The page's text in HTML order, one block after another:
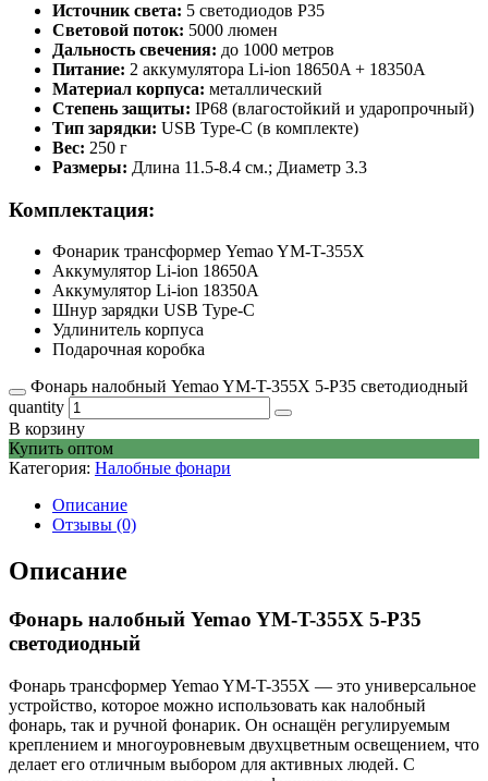
Источник света: 5 светодиодов P35
Световой поток: 5000 люмен
Дальность свечения: до 1000 метров
Питание: 2 аккумулятора Li-ion 18650A + 18350A
Материал корпуса: металлический
Степень защиты: IP68 (влагостойкий и ударопрочный)
Тип зарядки: USB Type-C (в комплекте)
Вес: 250 г
Размеры: Длина 11.5-8.4 см.; Диаметр 3.3
Комплектация:
Фонарик трансформер Yemao YM-T-355X
Аккумулятор Li-ion 18650A
Аккумулятор Li-ion 18350A
Шнур зарядки USB Type-C
Удлинитель корпуса
Подарочная коробка
Фонарь налобный Yemao YM-T-355X 5-P35 светодиодный
quantity
В корзину
Купить оптом
Категория: Налобные фонари
Описание
Отзывы (0)
Описание
Фонарь налобный Yemao YM-T-355X 5-P35
светодиодный
Фонарь трансформер Yemao YM-T-355X — это универсальное
устройство, которое можно использовать как налобный
фонарь, так и ручной фонарик. Он оснащён регулируемым
креплением и многоуровневым двухцветным освещением, что
делает его отличным выбором для активных людей. С